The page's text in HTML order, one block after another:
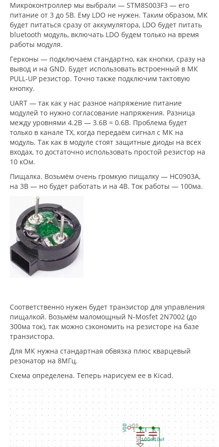
Микроконтроллер мы выбрали — STM8S003F3 — его
питание от 3 до 5В. Ему LDO не нужен. Таким образом, МК
будет питаться сразу от аккумулятора, LDO будет питать
bluetooth модуль, включать LDO будем только на время
работы модуля.
Герконы — подключаем стандартно, как кнопки, сразу на
вывод и на GND. Будет использовать встроенный в МК
PULL-UP резистор. Точно также подключим тактовую
кнопку.
UART — так как у нас разное напряжение питание
модулей то нужно согласование напряжения. Разница
между уровнями 4.2В — 3.6В = 0.6В. Проблема будет
только в канале TX, когда передаём сигнал с МК на
модуль. Так как в модуле стоят защитные диоды на всех
входах, то достаточно использовать простой резистор на
10 кОм.
Пищалка. Возьмём очень громкую пищалку — HC0903A,
на 3В — но будет работать и на 4В. Ток работы — 100ма.
Соответственно нужен будет транзистор для управления
пищалкой. Возьмём маломощный N-Mosfet 2N7002 (до
300ма ток), так можно сэкономить на резисторе на базе
транзистора.
Для МК нужна стандартная обвязка плюс кварцевый
резонатор на 8МГц.
Схема определена. Теперь нарисуем ее в Kicad.